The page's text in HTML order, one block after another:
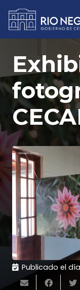
Publicado el día